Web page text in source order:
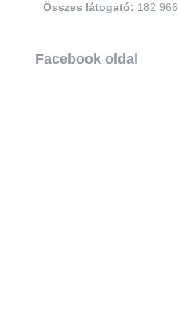
Összes látogató: 182 966
Facebook oldal